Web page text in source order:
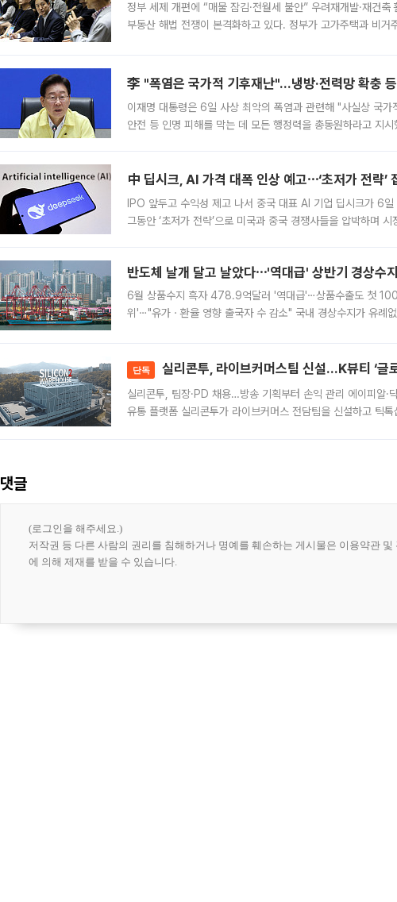
정부 세제 개편에 “매물 잠김·전월세 불안” 우려재개발·재건
부동산 해법 전쟁이 본격화하고 있다. 정부가 고가주택과 비
李 "폭염은 국가적 기후재난"…냉방·전력망 확충
이재명 대통령은 6일 사상 최악의 폭염과 관련해 "사실상 국
안전 등 인명 피해를 막는 데 모든 행정력을 총동원하라고 지
中 딥시크, AI 가격 대폭 인상 예고⋯‘초저가 전략’
IPO 앞두고 수익성 제고 나서 중국 대표 AI 기업 딥시크가 6
그동안 ‘초저가 전략’으로 미국과 중국 경쟁사들을 압박하며
반도체 날개 달고 날았다⋯'역대급' 상반기 경상
6월 상품수지 흑자 478.9억달러 '역대급'⋯상품수출도 첫
위'⋯"유가ㆍ환율 영향 출국자 수 감소" 국내 경상수지가 유례
단독 실리콘투, 라이브커머스팀 신설…K뷰티 ‘글
실리콘투, 팀장·PD 채용…방송 기획부터 손익 관리 에이피알·
유통 플랫폼 실리콘투가 라이브커머스 전담팀을 신설하고 틱
댓글